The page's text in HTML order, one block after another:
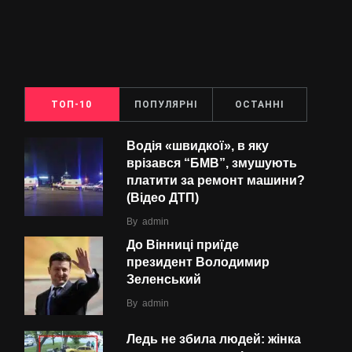
ТОП-10 ПОПУЛЯРНІ ОСТАННІ
Водія «швидкої», в яку
врізався “БMВ”, змушують
платити за ремонт машини?
(Відео ДТП)
By admin
До Вінниці приїде
президент Володимир
Зеленський
By admin
Ледь не збила людей: жінка